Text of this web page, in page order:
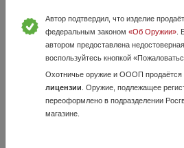
Зип от Гранд Пауэр т10, т12
5 Июля, в 19:04
5 000 руб.
Кемеровская
Зип от гранд Пауэр т10. Цена за все,
ваш счет.
Автор подтвердил, что изделие
федеральным законом «Об Оружии».
автором предоставлена
воспользуйтесь кнопкой
Охотничье оружие и ОООП продаётся
лицензии . Оружие, подлежащее
переоформлено в подразделении
магазине.